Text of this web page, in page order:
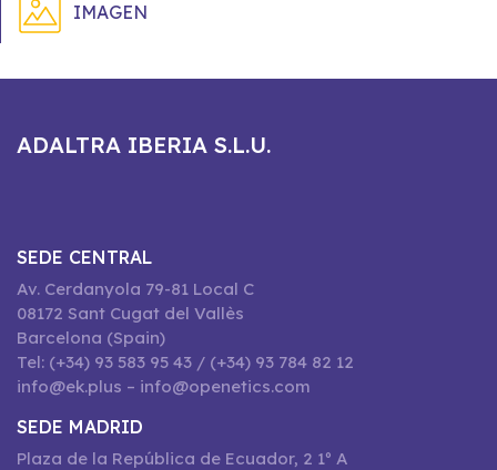
IMAGEN
ADALTRA IBERIA S.L.U.
SEDE CENTRAL
Av. Cerdanyola 79-81 Local C
08172 Sant Cugat del Vallès
Barcelona (Spain)
Tel: (+34) 93 583 95 43 / (+34) 93 784 82 12
info@ek.plus – info@openetics.com
SEDE MADRID
Plaza de la República de Ecuador, 2 1º A